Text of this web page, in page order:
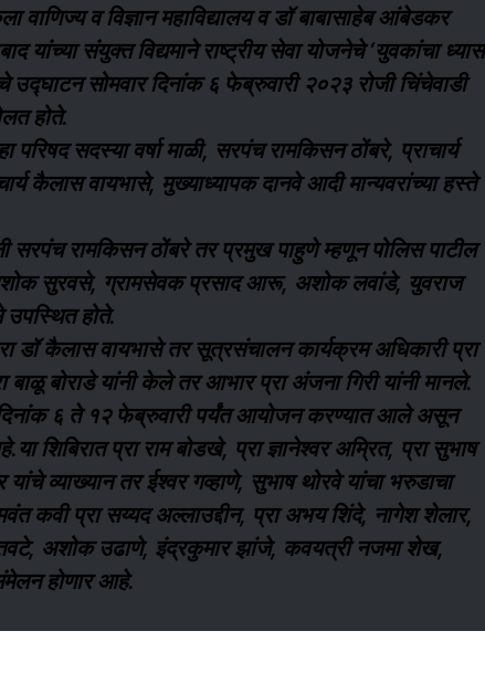
व विज्ञान महाविद्यालय व डॉ बाबासाहेब आंबेडकर
यांच्या संयुक्त विद्यमाने राष्ट्रीय सेवा योजनेचे ‘युवकांचा ध्यास
उद्घाटन सोमवार दिनांक ६ फेब्रुवारी २०२३ रोजी चिंचेवाडी
होते.
परिषद सदस्या वर्षा माळी, सरपंच रामकिसन ठोंबरे, प्राचार्य
कैलास वायभासे, मुख्याध्यापक दानवे आदी मान्यवरांच्या हस्ते
सरपंच रामकिसन ठोंबरे तर प्रमुख पाहुणे म्हणून पोलिस पाटील
सुरवसे, ग्रामसेवक प्रसाद आरू, अशोक लवांडे, युवराज
उपस्थित होते.
डॉ कैलास वायभासे तर सूत्रसंचालन कार्यक्रम अधिकारी प्रा
बाळू बोराडे यांनी केले तर आभार प्रा अंजना गिरी यांनी मानले.
दिनांक ६ ते १२ फेब्रुवारी पर्यंत आयोजन करण्यात आले असून
शिबिरात प्रा राम बोडखे, प्रा ज्ञानेश्वर अम्रित, प्रा सुभाष
व्याख्यान तर ईश्वर गव्हाणे, सुभाष थोरवे यांचा भरुडाचा
कवी प्रा सय्यद अल्लाउद्दीन, प्रा अभय शिंदे, नागेश शेलार,
अशोक उढाणे, इंद्रकुमार झांजे, कवयत्री नजमा शेख,
होणार आहे.